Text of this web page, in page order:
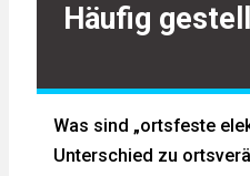
Häufig
Was sind „ortsfeste
Unterschied zu